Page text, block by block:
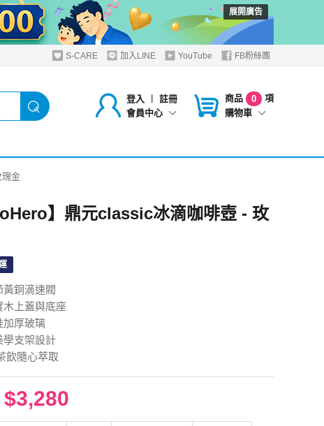
展開廣告
S-CARE 加入LINE YouTube FB粉絲團
登入 ︱
註冊
會員中心
商品 0
項
購物車
瑰金
】鼎元classic冰滴咖啡壺 - 玫
銅滴速閥
上蓋與底座
厚玻璃
支架設計
飲隨心萃取
$3,280